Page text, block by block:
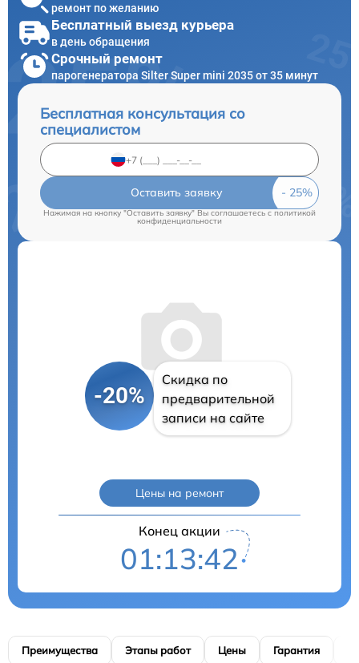
ремонт по желанию
Бесплатный выезд курьера
в день обращения
Срочный ремонт
парогенератора Silter Super mini 2035 от 35 минут
Бесплатная консультация со
специалистом
Оставить заявку
Нажимая на кнопку "Оставить заявку" Вы соглашаетесь c политикой
конфиденциальности
-20%
Скидка по
предварительной
записи на сайте
Цены на ремонт
Конец акции
01:13:41
Преимущества Этапы работ Цены Гарантия